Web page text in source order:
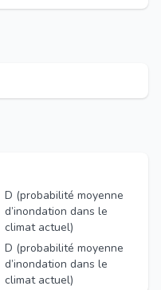
D (probabilité moyenne
d’inondation dans le
climat actuel)
D (probabilité moyenne
d’inondation dans le
climat actuel)